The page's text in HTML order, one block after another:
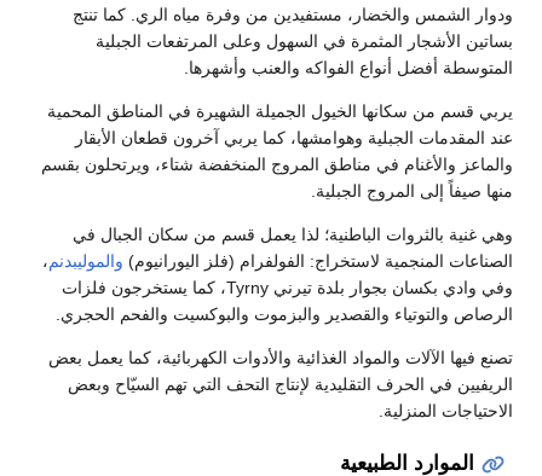
الشمس والخضار، مستفيدين من وفرة مياه الري. كما تنتج
الأشجار المثمرة في السهول وعلى المرتفعات الجبلية
أفضل أنواع الفواكه والعنب وأشهرها.
قسم من سكانها الخيول الجميلة الشهيرة في المناطق المحمية
الجبلية وهوامشها، كما يربي آخرون قطعان الأبقار
والأغنام في مناطق المروج المنخفضة شتاء، ويرتحلون بقسم
إلى المروج الجبلية.
بالثروات الباطنية؛ لذا يعمل قسم من سكان الجبال في
المنجمية لاستخراج: الفولفرام (فلز اليورانيوم)والموليبدنم،
وفي وادي بكسان بجوار بلدة تيرني Tyrny، كما يستخرجون فلزات
والتوتياء والقصدير والبزموت والبوكسيت والفحم الحجري.
الآلات والمواد الغذائية والأدوات الكهربائية، كما يعمل بعض
في الحرف التقليدية لإنتاج التحف التي تهم السيّاح وبعض
المنزلية.
الموارد الطبيعية